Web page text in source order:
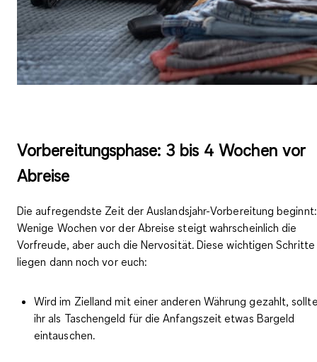
Vorbereitungsphase: 3 bis 4 Wochen vor
Abreise
Die aufregendste Zeit der Auslandsjahr-Vorbereitung beginnt:
Wenige Wochen vor der Abreise steigt wahrscheinlich die
Vorfreude, aber auch die Nervosität. Diese wichtigen Schritte
liegen dann noch vor euch:
Wird im Zielland mit einer anderen Währung gezahlt,
ihr als Taschengeld für die Anfangszeit etwas Bargeld
eintauschen.